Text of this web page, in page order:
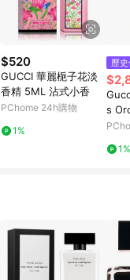
$520
GUCCI 華麗梔子花淡
香精 5ML 沾式小香
PChome 24h購物
1%
歷
s
(幻
1%